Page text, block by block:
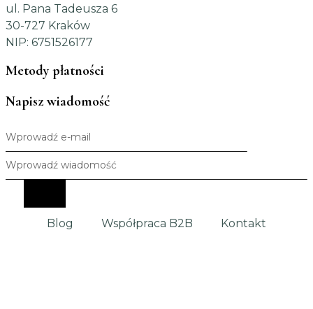
ul. Pana Tadeusza 6
30-727 Kraków
NIP: 6751526177
Metody płatności
Napisz wiadomość
Blog Współpraca B2B Kontakt